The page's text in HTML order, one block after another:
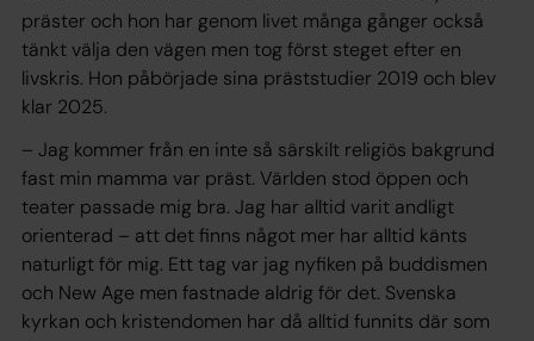
präster och hon har genom livet många gånger också
tänkt välja den vägen men tog först steget efter en
livskris. Hon påbörjade sina präststudier 2019 och blev
klar 2025.
– Jag kommer från en inte så särskilt religiös bakgrund
fast min mamma var präst. Världen stod öppen och
teater passade mig bra. Jag har alltid varit andligt
orienterad – att det finns något mer har alltid känts
naturligt för mig. Ett tag var jag nyfiken på buddismen
och New Age men fastnade aldrig för det. Svenska
kyrkan och kristendomen har då alltid funnits där som